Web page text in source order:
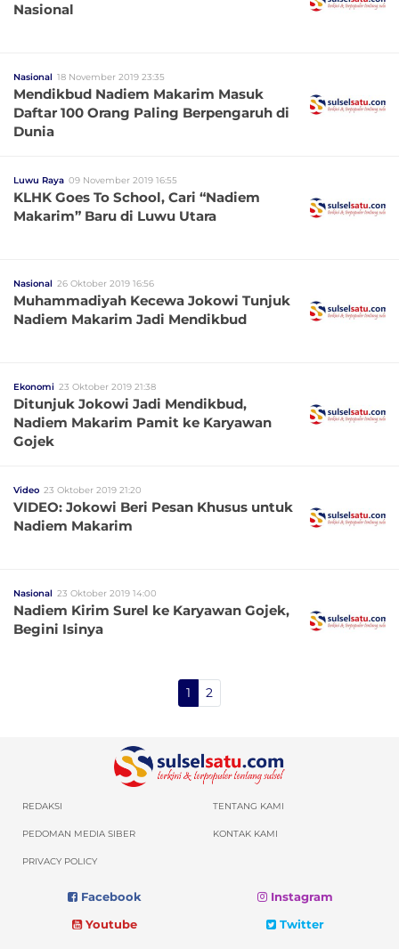
Nasional
Nasional 18 November 2019 23:35
Mendikbud Nadiem Makarim Masuk
Daftar 100 Orang Paling Berpengaruh di
Dunia
Luwu Raya 09 November 2019 16:55
KLHK Goes To School, Cari “Nadiem
Makarim” Baru di Luwu Utara
Nasional 26 Oktober 2019 16:56
Muhammadiyah Kecewa Jokowi Tunjuk
Nadiem Makarim Jadi Mendikbud
Ekonomi 23 Oktober 2019 21:38
Ditunjuk Jokowi Jadi Mendikbud,
Nadiem Makarim Pamit ke Karyawan
Gojek
Video 23 Oktober 2019 21:20
VIDEO: Jokowi Beri Pesan Khusus untuk
Nadiem Makarim
Nasional 23 Oktober 2019 14:00
Nadiem Kirim Surel ke Karyawan Gojek,
Begini Isinya
1 2
REDAKSI TENTANG KAMI
PEDOMAN MEDIA SIBER KONTAK KAMI
PRIVACY POLICY
Facebook
Instagram
Youtube
Twitter